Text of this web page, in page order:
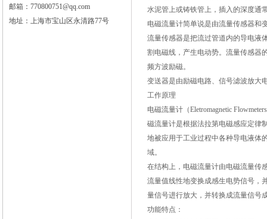
邮箱：770800751@qq.com
地址：上海市宝山区永清路77号
水泥管上或铸铁管上，插入的深度通
电磁流量计简单说是由流量传感器和
流量传感器是把流过管道内的导电液
割电磁线，产生电动势。流量传感器
频方波励磁。
变送器是由励磁电路、信号滤波放大
工作原理
电磁流量计（Eletromagnetic
磁流量计是根据法拉第电磁感应定律
地被应用于工业过程中各种导电液体
域。
在结构上，电磁流量计由电磁流量传
流量值线性地变换成感生电势信号，
量信号进行放大，并转换成流量信号
功能特点：